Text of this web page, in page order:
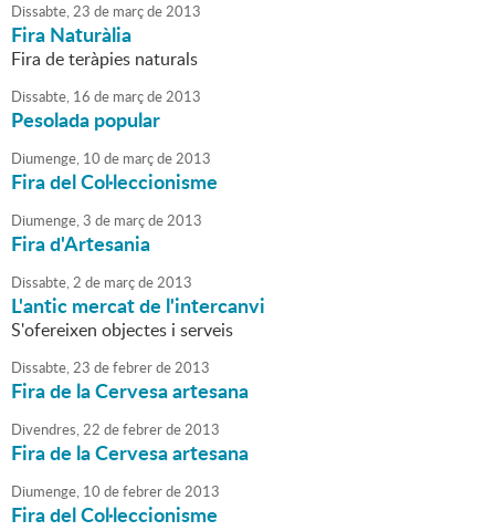
Dissabte,23 de marçde2013
Fira Naturàlia
Fira de teràpies naturals
Dissabte, 16 de marçde2013
Pesolada popular
Diumenge, 10 de marçde2013
Fira del Col·leccionisme
Diumenge,3 de marçde2013
Fira d'Artesania
Dissabte,2 de marçde2013
L'antic mercat de l'intercanvi
S'ofereixen objectes i serveis
Dissabte,23 defebrerde2013
Fira de la Cervesa artesana
Divendres,22 defebrerde2013
Fira de la Cervesa artesana
Diumenge, 10 defebrerde2013
Fira del Col·leccionisme